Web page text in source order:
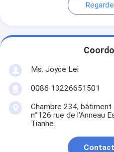
Ms. Joyce Lei
0086 13226651501
Chambre 234, bâtiment
n°126 rue de l'Anneau
Tianhe.